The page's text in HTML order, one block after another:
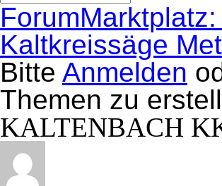
Forum-
Breadcrumbs
–
Du
bist
hier:
Forum
Kaltkreissäge
Bitte Anmelden
Themen zu
KALTENBACH